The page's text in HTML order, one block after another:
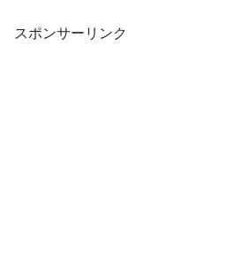
スポンサーリンク